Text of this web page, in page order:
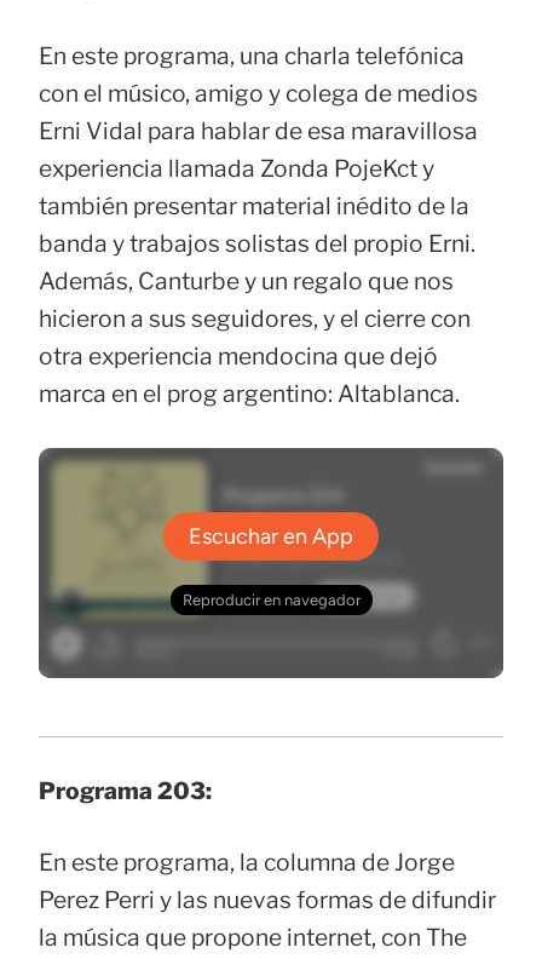
En este programa, una charla telefónica
con el músico, amigo y colega de medios
Erni Vidal para hablar de esa maravillosa
experiencia llamada Zonda PojeKct y
también presentar material inédito de la
banda y trabajos solistas del propio Erni.
Además, Canturbe y un regalo que nos
hicieron a sus seguidores, y el cierre con
otra experiencia mendocina que dejó
marca en el prog argentino: Altablanca.
Programa 203:
En este programa, la columna de Jorge
Perez Perri y las nuevas formas de difundir
la música que propone internet, con The